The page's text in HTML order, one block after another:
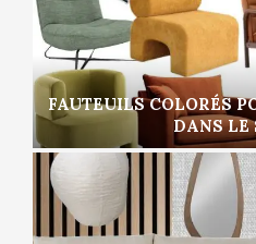
FAUTEUILS COLORÉS
DANS LE